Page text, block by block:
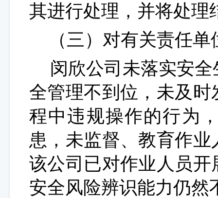
其进行处理，并将处理
（三）对有关责任
闵欣公司 未落实安
全管理不到位， 未及时
程中违规操作的行为
患，未监督、教育作
该公司已对作业人员
安全风险辨识能力仍然